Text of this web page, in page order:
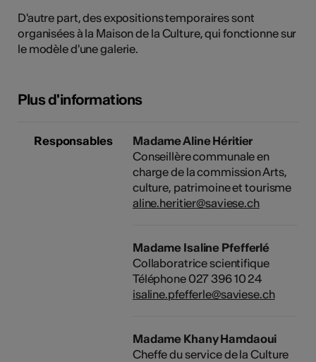
D'autre part, des expositions temporaires sont
organisées à la Maison de la Culture, qui fonctionne sur
le modèle d'une galerie.
Plus d'informations
Responsables
Madame Aline Héritier
Conseillère communale en
charge de la commission Arts,
culture, patrimoine et tourisme
aline.heritier@saviese.ch
Madame Isaline Pfefferlé
Collaboratrice scientifique
Téléphone 027 396 10 24
isaline.pfefferle@saviese.ch
Madame Khany Hamdaoui
Cheffe du service de la Culture